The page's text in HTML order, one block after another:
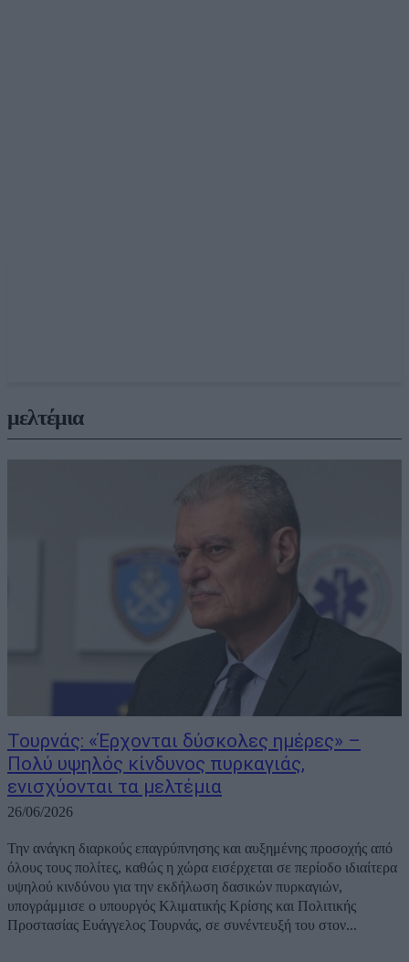
μελτέμια
Τουρνάς: «Έρχονται δύσκολες ημέρες» –
Πολύ υψηλός κίνδυνος πυρκαγιάς,
ενισχύονται τα μελτέμια
26/06/2026
Την ανάγκη διαρκούς επαγρύπνησης και αυξημένης προσοχής από
όλους τους πολίτες, καθώς η χώρα εισέρχεται σε περίοδο ιδιαίτερα
υψηλού κινδύνου για την εκδήλωση δασικών πυρκαγιών,
υπογράμμισε ο υπουργός Κλιματικής Κρίσης και Πολιτικής
Προστασίας Ευάγγελος Τουρνάς, σε συνέντευξή του στον...